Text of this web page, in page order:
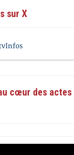
sur X
cœur des